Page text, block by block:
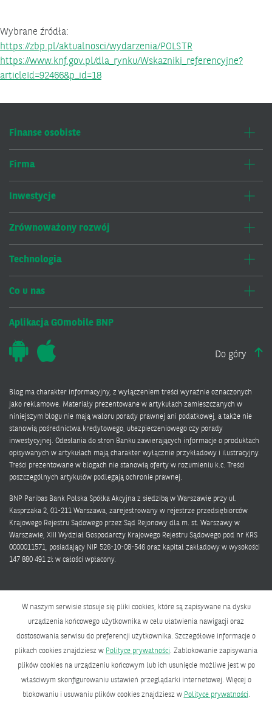
Wybrane źródła:
https://zbp.pl/aktualnosci/wydarzenia/POLSTR
https://www.knf.gov.pl/dla_rynku/Wskazniki_referencyjne?
articleId=92466&p_id=18
Finanse osobiste
Firma
Inwestycje
Zrównoważony rozwój
Technologia
Co u nas
Aplikacja GOmobile BNP
Do góry
Blog ma charakter informacyjny, z wyłączeniem treści wyraźnie oznaczonych
jako reklamowe. Materiały prezentowane w artykułach zamieszczanych w
niniejszym blogu nie mają waloru porady prawnej ani podatkowej, a także nie
stanowią pośrednictwa kredytowego, ubezpieczeniowego czy porady
inwestycyjnej. Odesłania do stron Banku zawierających informacje o produktach
opisywanych w artykułach mają charakter wyłącznie przykładowy i ilustracyjny.
Treści prezentowane w blogach nie stanowią oferty w rozumieniu k.c. Treści
poszczególnych artykułów podlegają ochronie prawnej.
BNP Paribas Bank Polska Spółka Akcyjna z siedzibą w Warszawie przy ul.
Kasprzaka 2, 01-211 Warszawa, zarejestrowany w rejestrze przedsiębiorców
Krajowego Rejestru Sądowego przez Sąd Rejonowy dla m. st. Warszawy w
Warszawie, XIII Wydział Gospodarczy Krajowego Rejestru Sądowego pod nr KRS
0000011571, posiadający NIP 526-10-08-546 oraz kapitał zakładowy w wysokości
147 880 491 zł w całości wpłacony.
Polityka prywatności
Bank zmieniającego się świata
BNP Paribas Bank Polska Spółka Akcyjna z siedzibą w Warszawie przy ul.
Kasprzaka 2, 01-211 Warszawa, zarejestrowany w rejestrze przedsiębiorców
W naszym serwisie stosuje się pliki cookies, które są zapisywane na dysku
urządzenia końcowego użytkownika w celu ułatwienia nawigacji oraz
dostosowania serwisu do preferencji użytkownika. Szczegółowe informacje o
plikach cookies znajdziesz w Polityce prywatności. Zablokowanie zapisywania
plików cookies na urządzeniu końcowym lub ich usunięcie możliwe jest w po
właściwym skonfigurowaniu ustawień przeglądarki internetowej. Więcej o
blokowaniu i usuwaniu plików cookies znajdziesz w Polityce prywatności.